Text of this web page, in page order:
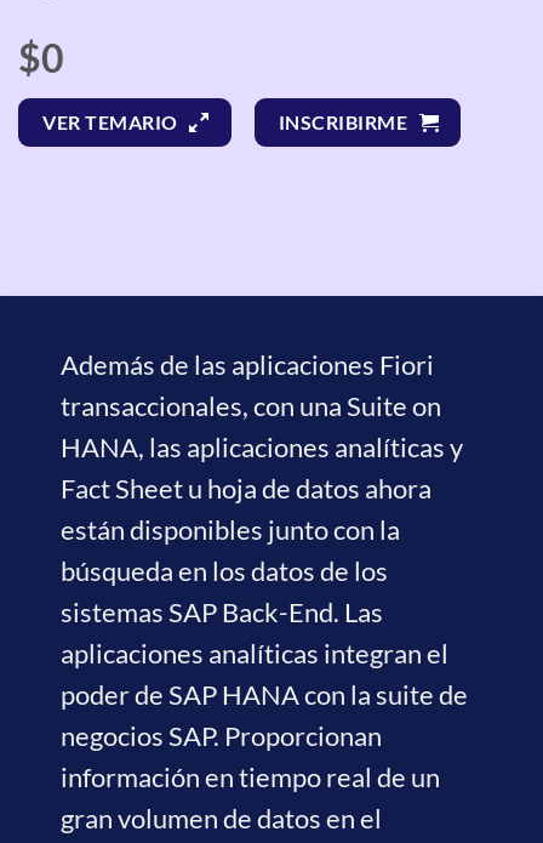
$0
VER TEMARIO INSCRIBIRME
Además de las aplicaciones Fiori
transaccionales, con una Suite on
HANA, las aplicaciones analíticas y
Fact Sheet u hoja de datos ahora
están disponibles junto con la
búsqueda en los datos de los
sistemas SAP Back-End. Las
aplicaciones analíticas integran el
poder de SAP HANA con la suite de
negocios SAP. Proporcionan
información en tiempo real de un
gran volumen de datos en el